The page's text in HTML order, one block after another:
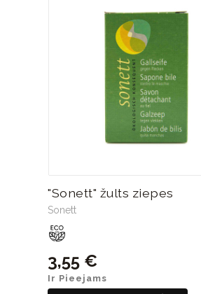
"Sonett" žults ziepes
Sonett
3,55 €
Ir Pieejams